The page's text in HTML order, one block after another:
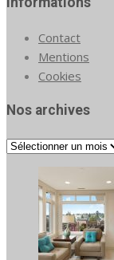
Contact
Mentions
Cookies
Nos archives
Nos